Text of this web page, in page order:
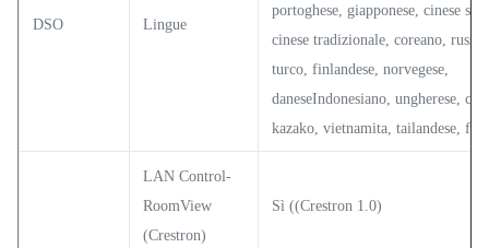
DSO Lingue
portoghese, giapponese, cinese
cinese tradizionale, coreano,
turco, finlandese, norvegese,
daneseIndonesiano, ungherese,
kazako, vietnamita, tailandese,
LAN Control-
RoomView
(Crestron)
Sì ((Crestron 1.0)